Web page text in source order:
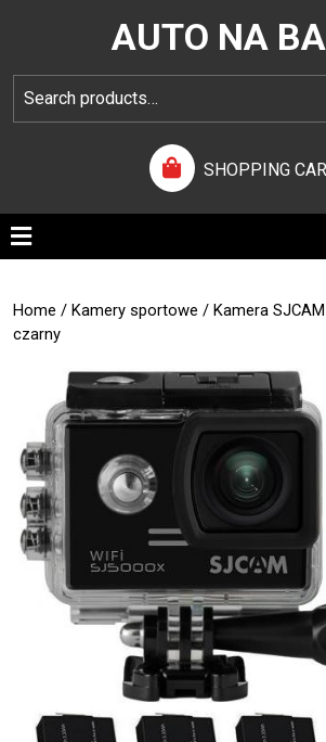
AUTO NA
SHOPPING
Home / Kamery sportowe / Kamera
czarny